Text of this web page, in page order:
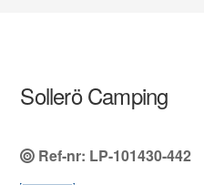
Sollerö Camping
Ref-nr: LP-101430-442